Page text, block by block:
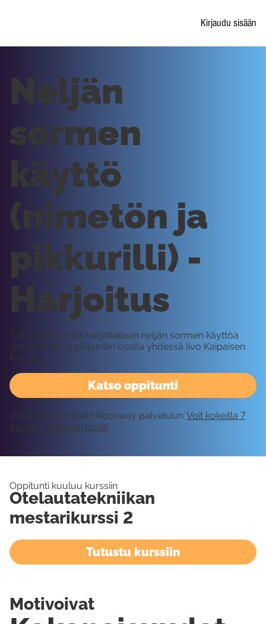
Kirjaudu sisään
Katso oppitunti
Neljän
sormen
käyttö
(nimetön ja
pikkurilli) -
Harjoitus
Tällä oppitunnilla harjoitellaan neljän sormen käyttöä
nimettömän ja pikkurillin osalta yhdessä Iivo Kaipaisen
kanssa.
Vaatii kirjautumisen Rockway palveluun. Voit kokeilla 7
päivää ilmaiseksi tästä!
Oppitunti kuuluu kurssiin
Otelautatekniikan
mestarikurssi 2
Tutustu kurssiin
Motivoivat